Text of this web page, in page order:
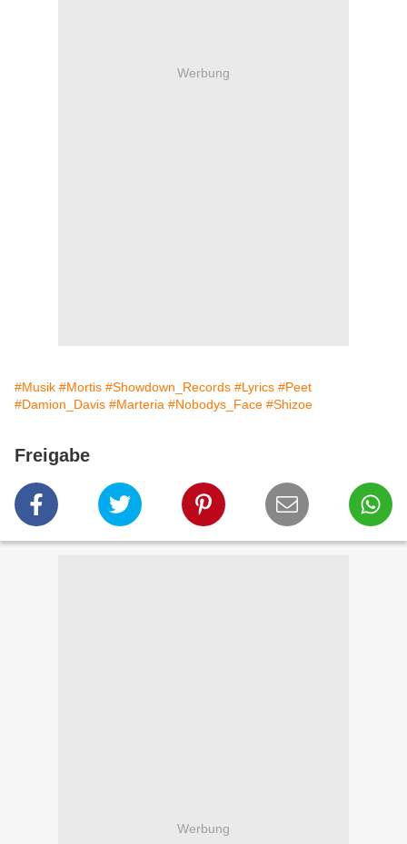
Werbung
#Musik #Mortis #Showdown_Records #Lyrics #Peet
#Damion_Davis #Marteria #Nobodys_Face #Shizoe
Freigabe
Werbung